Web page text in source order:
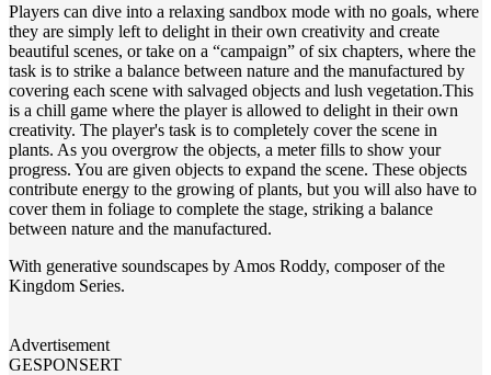
Players can dive into a relaxing sandbox mode with no goals, where
they are simply left to delight in their own creativity and create
beautiful scenes, or take on a “campaign” of six chapters, where the
task is to strike a balance between nature and the manufactured by
covering each scene with salvaged objects and lush vegetation.This
is a chill game where the player is allowed to delight in their own
creativity. The player's task is to completely cover the scene in
plants. As you overgrow the objects, a meter fills to show your
progress. You are given objects to expand the scene. These objects
contribute energy to the growing of plants, but you will also have to
cover them in foliage to complete the stage, striking a balance
between nature and the manufactured.
With generative soundscapes by Amos Roddy, composer of the
Kingdom Series.
Advertisement
GESPONSERT